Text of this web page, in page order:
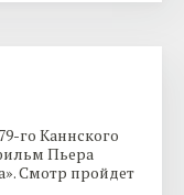
го Каннского
Пьера
Смотр пройдет